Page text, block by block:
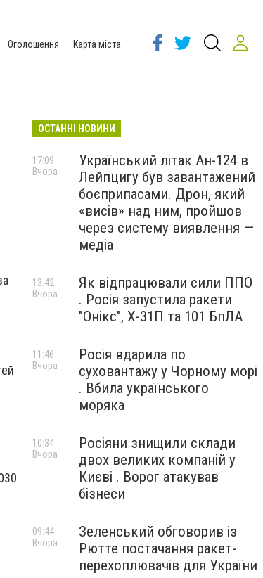
Оголошення
Карта міста
ОСТАННІ НОВИНИ
Український літак Ан-124 в
Лейпцигу був завантажений
боєприпасами. Дрон, який
«висів» над ним, пройшов
через систему виявлення —
медіа
17:09
Вчора
Як відпрацювали сили ППО
. Росія запустила ракети
"Онікс", Х-31П та 101 БпЛА
13:42
Вчора
Росія вдарила по
суховантажу у Чорному морі
. Вбила українського
моряка
11:46
Вчора
Росіяни знищили склади
двох великих компаній у
Києві . Ворог атакував
бізнеси
10:34
Вчора
Зеленський обговорив із
Рютте постачання ракет-
перехоплювачів для України
09:44
Вчора